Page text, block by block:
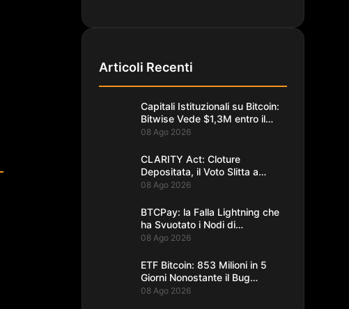
Articoli Recenti
Capitali Istituzionali su Bitcoin:
Bitwise Vede $1,3M entro il
2035
08 Ago 2026
CLARITY Act: Cloture
Depositata, il Voto Slitta a
Settembre
08 Ago 2026
BTCPay: la Falla Lightning che
ha Svuotato i Nodi di
Foundation
08 Ago 2026
ETF Bitcoin: 853 Milioni in 5
Giorni Nonostante il Bug
Coldcard
08 Ago 2026